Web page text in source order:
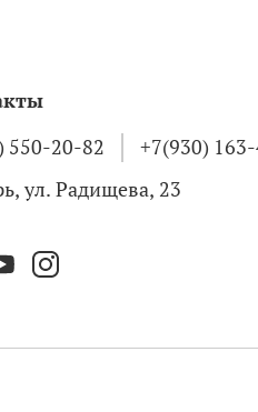
550-20-82
+7(930)
ул. Радищева, 23